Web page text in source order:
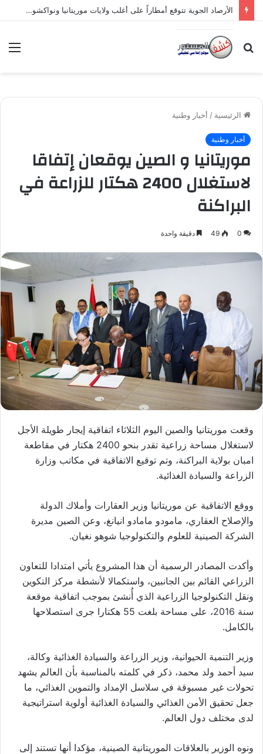
الأرصاد الجوية تتوقع أمطاراً على أغلب ولايات موريتانيا ونواكشوط بدءاً من الليلة
بحث
الرئيسية / أخبار وطنية
أخبار وطنية
موريتانيا و الصين يوقعان إتفاقا
لاستغلال 2400 هكتار للزراعة في
البراكنة
0
49 دقيقة واحدة
وقعت موريتانيا والصين اليوم الثلاثاء اتفاقية إيجار طويلة الأجل
لاستغلال مساحة زراعية تقدر بنحو 2400 هكتار في مقاطعة
امبان بولاية البراكنة، وتم توقيع الاتفاقية في مكاتب وزارة
الزراعة والسيادة الغذائية.
ووقع الاتفاقية عن موريتانيا وزير العقارات وأملاك الدولة
والإصلاح العقاري، مامودو مامادو انيانغ، وعن الصين مديرة
الشركة الصينية للعلوم والتكنولوجيا شوهو نغيان.
وأكدت المصادر الرسمية أن هذا المشروع يأتي امتدادا للتعاون
الزراعي القائم بين الجانبين، واستكمالا لأنشطة مركز التكوين
ونقل التكنولوجيا الزراعية الذي أُنشئ بموجب اتفاقية موقعة
سنة 2016، على مساحة بلغت 55 هكتارا جرى استصلاحها
بالكامل.
وزير التنمية الحيوانية، وزير الزراعة والسيادة الغذائية وكالة،
سيد أحمد ولد محمد، ذكر في كلمته بالمناسبة بأن العالم يشهد
تحولات غير مسبوقة في سلاسل الإمداد والتموين الغذائي، ما
جعل تحقيق الأمن الغذائي والسيادة الغذائية أولوية استراتيجية
لدى مختلف دول العالم.
ونوه الوزير بالعلاقات الموريتانية الصينية، مؤكدا أنها تستند إلى